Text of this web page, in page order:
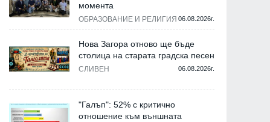
момента
ОБРАЗОВАНИЕ И РЕЛИГИЯ 06.08.2026г.
Нова Загора отново ще бъде
столица на старата градска песен
СЛИВЕН 06.08.2026г.
"Галъп": 52% с критично
отношение към външната